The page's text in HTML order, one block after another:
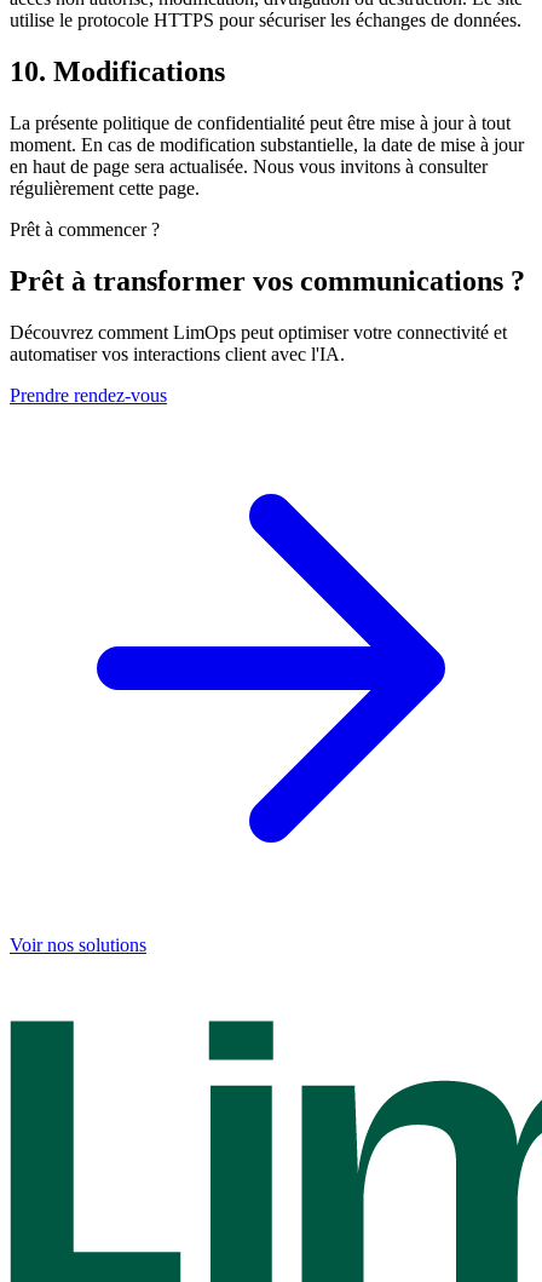
utilise le protocole HTTPS pour sécuriser les échanges de données.
10. Modifications
La présente politique de confidentialité peut être mise à jour à tout
moment. En cas de modification substantielle, la date de mise à jour
en haut de page sera actualisée. Nous vous invitons à consulter
régulièrement cette page.
Prêt à commencer ?
Prêt à transformer vos communications ?
Découvrez comment LimOps peut optimiser votre connectivité et
automatiser vos interactions client avec l'IA.
Prendre rendez-vous
Voir nos solutions